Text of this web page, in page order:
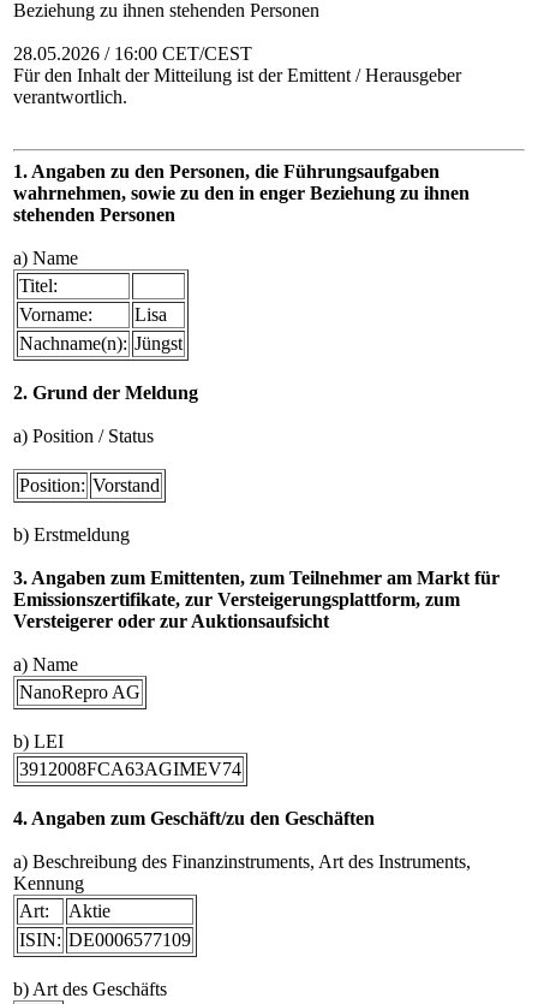
Beziehung zu ihnen stehenden Personen
28.05.2026 / 16:00 CET/CEST
Für den Inhalt der Mitteilung ist der Emittent / Herausgeber
verantwortlich.
1. Angaben zu den Personen, die Führungsaufgaben
wahrnehmen, sowie zu den in enger Beziehung zu ihnen
stehenden Personen
a) Name
Titel:
Vorname:
Lisa
Nachname(n): Jüngst
2. Grund der Meldung
a) Position / Status
Position: Vorstand
b) Erstmeldung
3. Angaben zum Emittenten, zum Teilnehmer am Markt für
Emissionszertifikate, zur Versteigerungsplattform, zum
Versteigerer oder zur Auktionsaufsicht
a) Name
NanoRepro AG
b) LEI
3912008FCA63AGIMEV74
4. Angaben zum Geschäft/zu den Geschäften
a) Beschreibung des Finanzinstruments, Art des Instruments,
Kennung
Art:
Aktie
ISIN: DE0006577109
b) Art des Geschäfts